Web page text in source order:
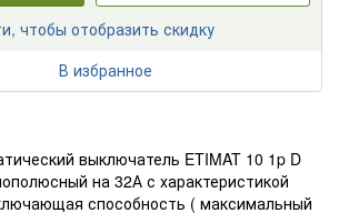
чтобы отобразить скидку
В избранное
выключатель ETIMAT 10 1p D
на 32А с характеристикой
способность ( максимальный